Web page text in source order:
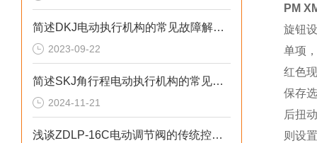
简述DKJ电动执行机构的常见故障解决方法
2023-09-22
简述SKJ角行程电动执行机构的常见故障相应解决方法
2024-11-21
浅谈ZDLP-16C电动调节阀的传统控制方式
PM
旋钮
单项
红色
保存
后扭
则设